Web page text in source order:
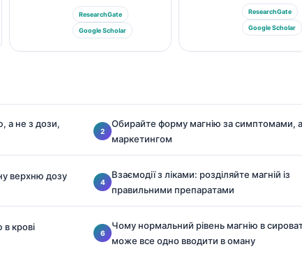
ResearchGate
Google Scholar
ResearchGate
Google Scholar
а не з дози,
Обирайте форму магнію за симптомами,
маркетингом
верхню дозу
Взаємодії з ліками: розділяйте магній із
правильними препаратами
крові
Чому нормальний рівень магнію в
може все одно вводити в оману